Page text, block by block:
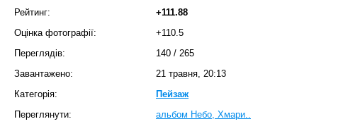
Рейтинг:
+111.88
Оцінка фотографії:
+110.5
Переглядів:
140 / 265
Завантажено:
21 травня, 20:13
Категорія:
Пейзаж
Переглянути:
альбом Небо, Хмари..